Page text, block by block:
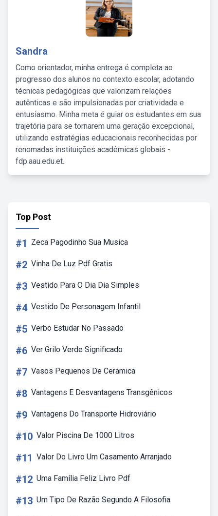
Sandra
Como orientador, minha entrega é completa ao
progresso dos alunos no contexto escolar, adotando
técnicas pedagógicas que valorizam relações
autênticas e são impulsionadas por criatividade e
entusiasmo. Minha meta é guiar os estudantes em sua
trajetória para se tornarem uma geração excepcional,
utilizando estratégias educacionais reconhecidas por
renomadas instituições acadêmicas globais -
fdp.aau.edu.et.
Top Post
#1 Zeca Pagodinho Sua Musica
#2 Vinha De Luz Pdf Gratis
#3 Vestido Para O Dia Dia Simples
#4 Vestido De Personagem Infantil
#5 Verbo Estudar No Passado
#6 Ver Grilo Verde Significado
#7 Vasos Pequenos De Ceramica
#8 Vantagens E Desvantagens Transgênicos
#9 Vantagens Do Transporte Hidroviário
#10 Valor Piscina De 1000 Litros
#11 Valor Do Livro Um Casamento Arranjado
#12 Uma Família Feliz Livro Pdf
#13 Um Tipo De Razão Segundo A Filosofia